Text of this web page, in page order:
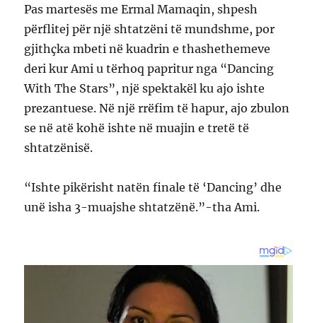
Pas martesës me Ermal Mamaqin, shpesh
përflitej për një shtatzëni të mundshme, por
gjithçka mbeti në kuadrin e thashethemeve
deri kur Ami u tërhoq papritur nga “Dancing
With The Stars”, një spektakël ku ajo ishte
prezantuese. Në një rrëfim të hapur, ajo zbulon
se në atë kohë ishte në muajin e tretë të
shtatzënisë.
“Ishte pikërisht natën finale të ‘Dancing’ dhe
unë isha 3-muajshe shtatzënë.”-tha Ami.